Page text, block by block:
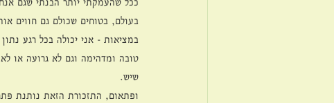
בעולם, בטוחים שכולם גם חווים
במציאות - אני יכולה בכל רגע
טובה ומדהימה וגם לא גרועה או
שיש.
ופתאום, התזכורת הזאת נותנת